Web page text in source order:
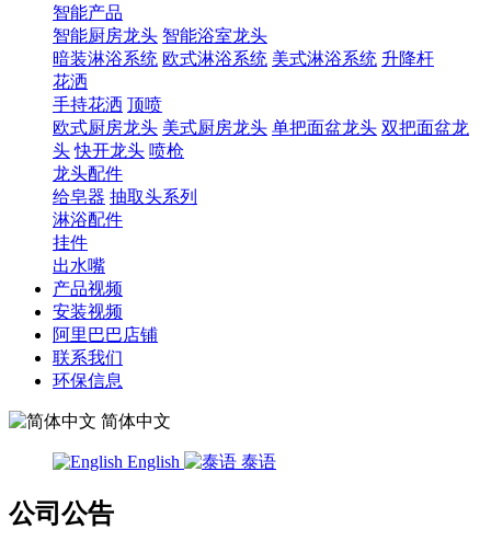
智能产品
智能厨房龙头 智能浴室龙头
暗装淋浴系统 欧式淋浴系统 美式淋浴系统 升降杆
花洒
手持花洒 顶喷
欧式厨房龙头 美式厨房龙头 单把面盆龙头 双把面盆龙
头 快开龙头 喷枪
龙头配件
给皂器 抽取头系列
淋浴配件
挂件
出水嘴
产品视频
安装视频
阿里巴巴店铺
联系我们
环保信息
简体中文
English 泰语
公司公告